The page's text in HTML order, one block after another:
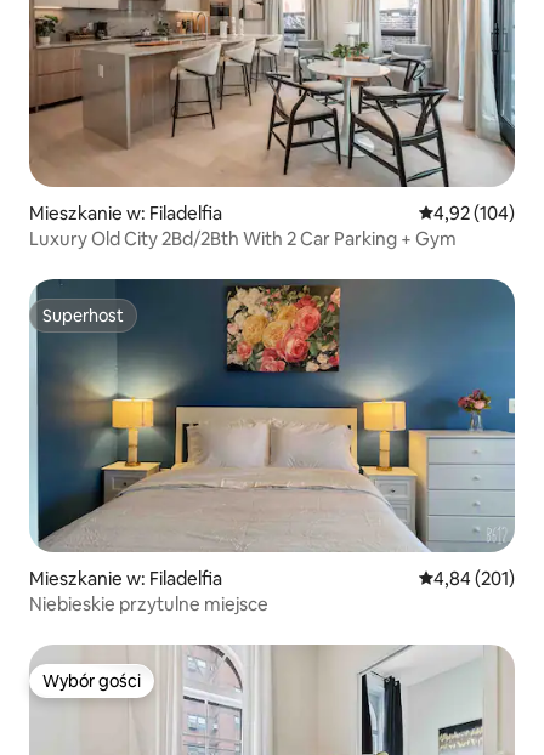
Mieszkanie w: Filadelfia Średnia
4,92 (104)
Luxury Old City 2Bd/2Bth With 2 Car Parking + Gym
Superhost
Superhost
Mieszkanie w: Filadelfia Średnia
4,84 (201)
Niebieskie przytulne miejsce
Wybór gości
Wybór gości